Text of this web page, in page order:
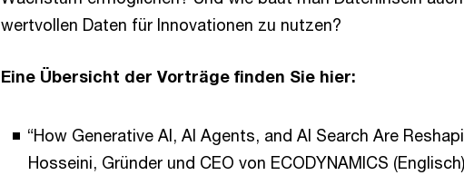
wertvollen Daten für Innovationen zu nutzen?
Eine Übersicht der Vorträge finden Sie hier:
“How Generative AI, AI Agents, and AI Search Are
Hosseini, Gründer und CEO von ECODYNAMICS (Englisch)